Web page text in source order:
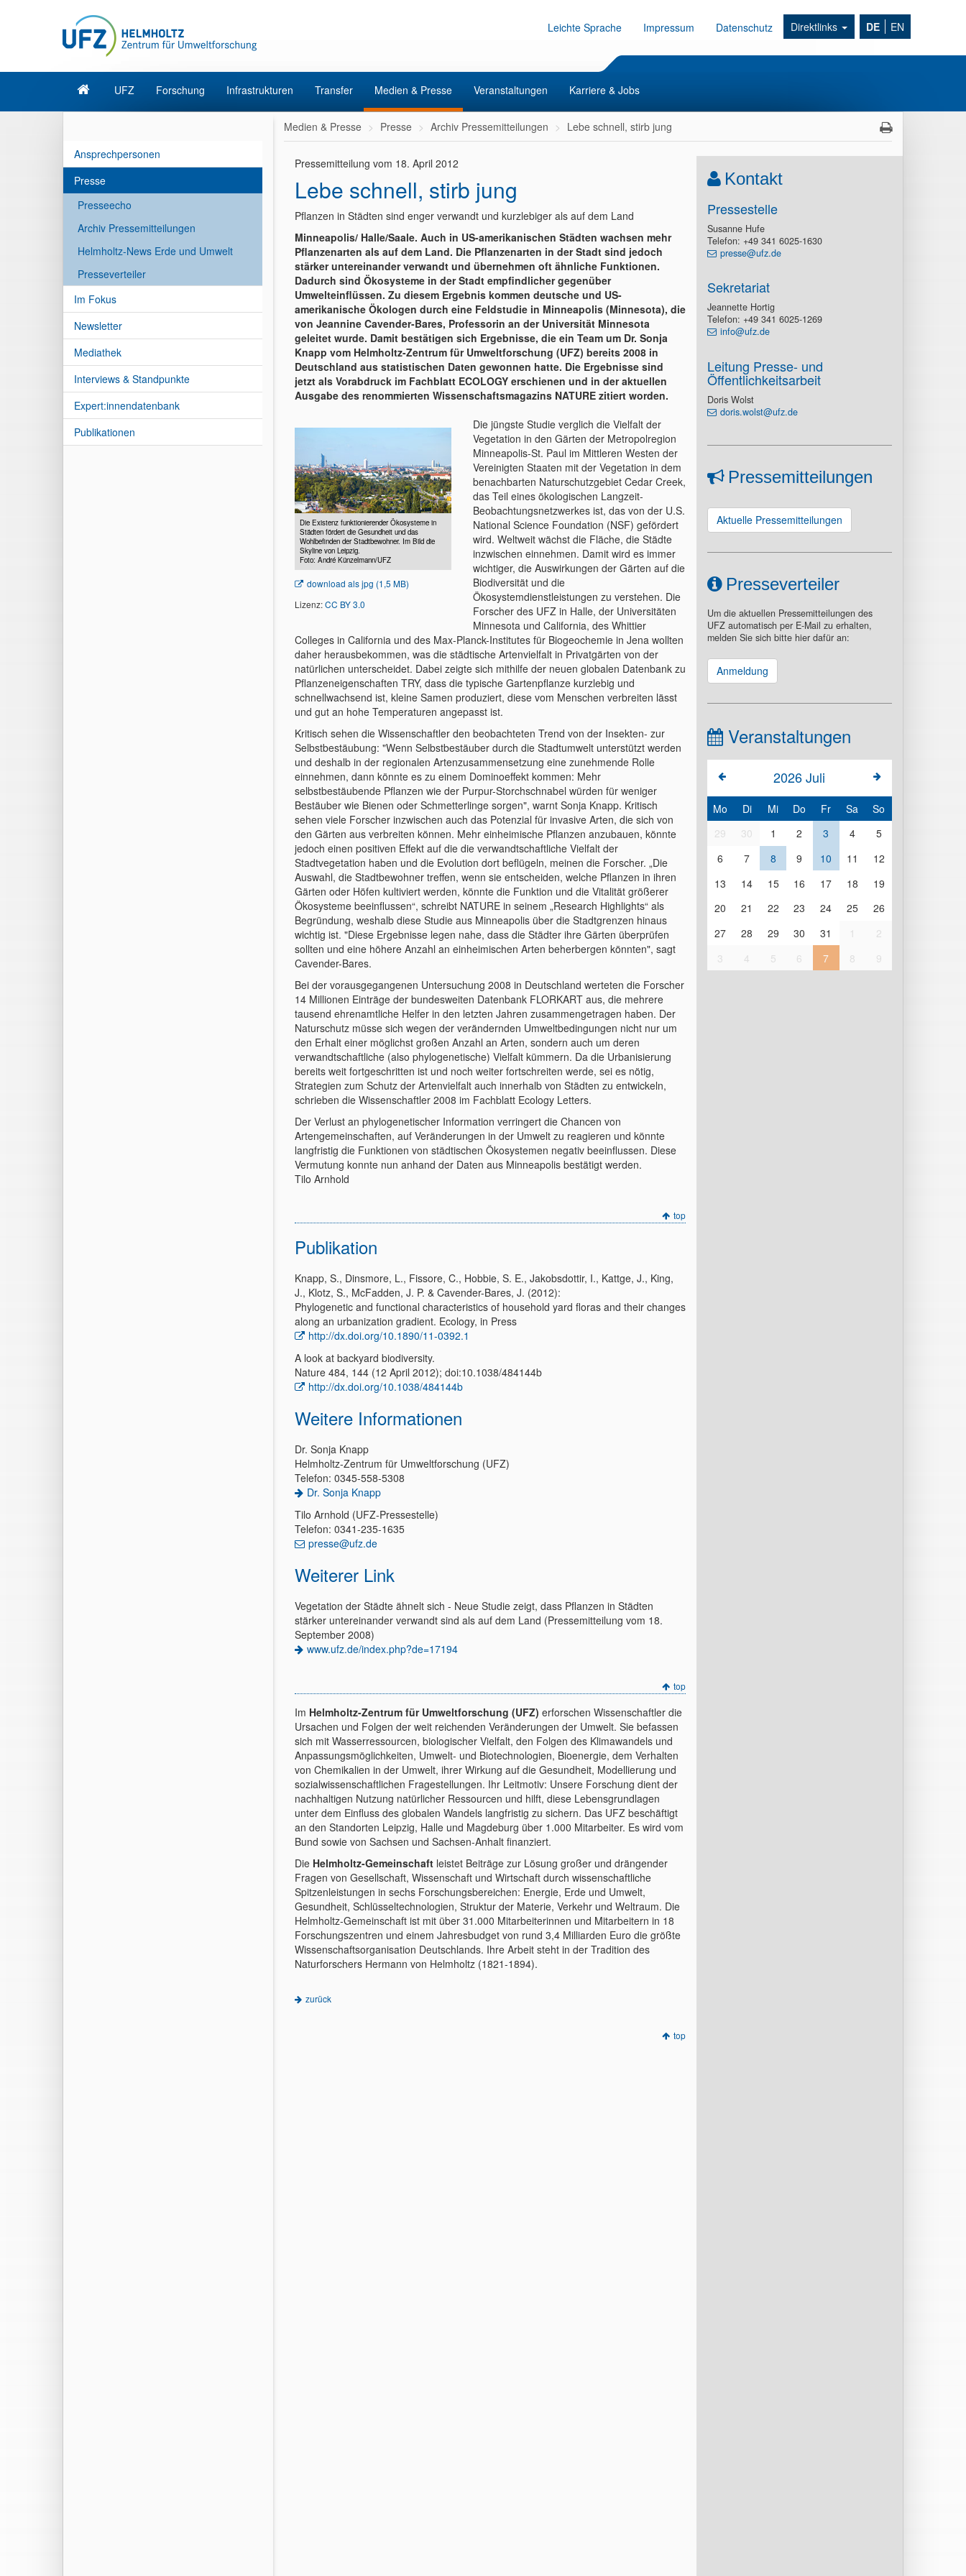
Leichte Sprache Impressum Datenschutz Direktlinks DE EN
UFZ Forschung Infrastrukturen Transfer Medien & Presse Veranstaltungen Karriere & Jobs
Ansprechpersonen
Presse
Presseecho
Archiv Pressemitteilungen
Helmholtz-News Erde und Umwelt
Presseverteiler
Im Fokus
Newsletter
Mediathek
Interviews & Standpunkte
Expert:innendatenbank
Publikationen
Medien & Presse Presse Archiv Pressemitteilungen Lebe schnell, stirb jung
Pressemitteilung vom 18. April 2012
Lebe schnell, stirb jung
Pflanzen in Städten sind enger verwandt und kurzlebiger als auf dem Land
Minneapolis/ Halle/Saale. Auch in US-amerikanischen Städten wachsen mehr
Pflanzenarten als auf dem Land. Die Pflanzenarten in der Stadt sind jedoch
stärker untereinander verwandt und übernehmen oft ähnliche Funktionen.
Dadurch sind Ökosysteme in der Stadt empfindlicher gegenüber
Umwelteinflüssen. Zu diesem Ergebnis kommen deutsche und US-
amerikanische Ökologen durch eine Feldstudie in Minneapolis (Minnesota), die
von Jeannine Cavender-Bares, Professorin an der Universität Minnesota
geleitet wurde. Damit bestätigen sich Ergebnisse, die ein Team um Dr. Sonja
Knapp vom Helmholtz-Zentrum für Umweltforschung (UFZ) bereits 2008 in
Deutschland aus statistischen Daten gewonnen hatte. Die Ergebnisse sind
jetzt als Vorabdruck im Fachblatt ECOLOGY erschienen und in der aktuellen
Ausgabe des renommierten Wissenschaftsmagazins NATURE zitiert worden.
Die Existenz funktionierender Ökosysteme in
Städten fördert die Gesundheit und das
Wohlbefinden der Stadtbewohner. Im Bild die
Skyline von Leipzig.
Foto: André Künzelmann/UFZ
download als jpg (1,5 MB)
Lizenz:CC BY 3.0
Die jüngste Studie verglich die Vielfalt der
Vegetation in den Gärten der Metropolregion
Minneapolis-St. Paul im Mittleren Westen der
Vereinigten Staaten mit der Vegetation in dem
benachbarten Naturschutzgebiet Cedar Creek,
das Teil eines ökologischen Langzeit-
Beobachtungsnetzwerkes ist, das von der U.S.
National Science Foundation (NSF) gefördert
wird. Weltweit wächst die Fläche, die Städte
inzwischen einnehmen. Damit wird es immer
wichtiger, die Auswirkungen der Gärten auf die
Biodiversität und die
Ökosystemdienstleistungen zu verstehen. Die
Forscher des UFZ in Halle, der Universitäten
Minnesota und California, des Whittier
Colleges in California und des Max-Planck-Institutes für Biogeochemie in Jena wollten
daher herausbekommen, was die städtische Artenvielfalt in Privatgärten von der
natürlichen unterscheidet. Dabei zeigte sich mithilfe der neuen globalen Datenbank zu
Pflanzeneigenschaften TRY, dass die typische Gartenpflanze kurzlebig und
schnellwachsend ist, kleine Samen produziert, diese vom Menschen verbreiten lässt
und gut an hohe Temperaturen angepasst ist.
Kritisch sehen die Wissenschaftler den beobachteten Trend von der Insekten- zur
Selbstbestäubung: "Wenn Selbstbestäuber durch die Stadtumwelt unterstützt werden
und deshalb in der regionalen Artenzusammensetzung eine zunehmende Rolle
einnehmen, dann könnte es zu einem Dominoeffekt kommen: Mehr
selbstbestäubende Pflanzen wie der Purpur-Storchschnabel würden für weniger
Bestäuber wie Bienen oder Schmetterlinge sorgen", warnt Sonja Knapp. Kritisch
sehen viele Forscher inzwischen auch das Potenzial für invasive Arten, die sich von
den Gärten aus verbreiten können. Mehr einheimische Pflanzen anzubauen, könnte
jedoch einen positiven Effekt auf die die verwandtschaftliche Vielfalt der
Stadtvegetation haben und die Evolution dort beflügeln, meinen die Forscher. „Die
Auswahl, die Stadtbewohner treffen, wenn sie entscheiden, welche Pflanzen in ihren
Gärten oder Höfen kultiviert werden, könnte die Funktion und die Vitalität größerer
Ökosysteme beeinflussen“, schreibt NATURE in seinem „Research Highlights“ als
Begründung, weshalb diese Studie aus Minneapolis über die Stadtgrenzen hinaus
wichtig ist. "Diese Ergebnisse legen nahe, dass die Städter ihre Gärten überprüfen
sollten und eine höhere Anzahl an einheimischen Arten beherbergen könnten", sagt
Cavender-Bares.
Bei der vorausgegangenen Untersuchung 2008 in Deutschland werteten die Forscher
14 Millionen Einträge der bundesweiten Datenbank FLORKART aus, die mehrere
tausend ehrenamtliche Helfer in den letzten Jahren zusammengetragen haben. Der
Naturschutz müsse sich wegen der verändernden Umweltbedingungen nicht nur um
den Erhalt einer möglichst großen Anzahl an Arten, sondern auch um deren
verwandtschaftliche (also phylogenetische) Vielfalt kümmern. Da die Urbanisierung
bereits weit fortgeschritten ist und noch weiter fortschreiten werde, sei es nötig,
Strategien zum Schutz der Artenvielfalt auch innerhalb von Städten zu entwickeln,
schrieben die Wissenschaftler 2008 im Fachblatt Ecology Letters.
Der Verlust an phylogenetischer Information verringert die Chancen von
Artengemeinschaften, auf Veränderungen in der Umwelt zu reagieren und könnte
langfristig die Funktionen von städtischen Ökosystemen negativ beeinflussen. Diese
Vermutung konnte nun anhand der Daten aus Minneapolis bestätigt werden.
Tilo Arnhold
top
Publikation
Knapp, S., Dinsmore, L., Fissore, C., Hobbie, S. E., Jakobsdottir, I., Kattge, J., King,
J., Klotz, S., McFadden, J. P. & Cavender-Bares, J. (2012):
Phylogenetic and functional characteristics of household yard floras and their changes
along an urbanization gradient. Ecology, in Press
http://dx.doi.org/10.1890/11-0392.1
A look at backyard biodiversity.
Nature 484, 144 (12 April 2012); doi:10.1038/484144b
http://dx.doi.org/10.1038/484144b
Weitere Informationen
Dr. Sonja Knapp
Helmholtz-Zentrum für Umweltforschung (UFZ)
Telefon: 0345-558-5308
Dr. Sonja Knapp
Tilo Arnhold (UFZ-Pressestelle)
Telefon: 0341-235-1635
presse@ufz.de
Weiterer Link
Vegetation der Städte ähnelt sich - Neue Studie zeigt, dass Pflanzen in Städten
stärker untereinander verwandt sind als auf dem Land (Pressemitteilung vom 18.
September 2008)
www.ufz.de/index.php?de=17194
top
Im Helmholtz-Zentrum für Umweltforschung (UFZ) erforschen Wissenschaftler die
Ursachen und Folgen der weit reichenden Veränderungen der Umwelt. Sie befassen
sich mit Wasserressourcen, biologischer Vielfalt, den Folgen des Klimawandels und
Anpassungsmöglichkeiten, Umwelt- und Biotechnologien, Bioenergie, dem Verhalten
von Chemikalien in der Umwelt, ihrer Wirkung auf die Gesundheit, Modellierung und
sozialwissenschaftlichen Fragestellungen. Ihr Leitmotiv: Unsere Forschung dient der
nachhaltigen Nutzung natürlicher Ressourcen und hilft, diese Lebensgrundlagen
unter dem Einfluss des globalen Wandels langfristig zu sichern. Das UFZ beschäftigt
an den Standorten Leipzig, Halle und Magdeburg über 1.000 Mitarbeiter. Es wird vom
Bund sowie von Sachsen und Sachsen-Anhalt finanziert.
Die Helmholtz-Gemeinschaft leistet Beiträge zur Lösung großer und drängender
Fragen von Gesellschaft, Wissenschaft und Wirtschaft durch wissenschaftliche
Spitzenleistungen in sechs Forschungsbereichen: Energie, Erde und Umwelt,
Gesundheit, Schlüsseltechnologien, Struktur der Materie, Verkehr und Weltraum. Die
Helmholtz-Gemeinschaft ist mit über 31.000 Mitarbeiterinnen und Mitarbeitern in 18
Forschungszentren und einem Jahresbudget von rund 3,4 Milliarden Euro die größte
Wissenschaftsorganisation Deutschlands. Ihre Arbeit steht in der Tradition des
Naturforschers Hermann von Helmholtz (1821-1894).
zurück
top
Kontakt
Pressestelle
Susanne Hufe
Telefon: +49 341 6025-1630
presse@ufz.de
Sekretariat
Jeannette Hortig
Telefon: +49 341 6025-1269
info@ufz.de
Leitung Presse- und
Öffentlichkeitsarbeit
Doris Wolst
doris.wolst@ufz.de
Pressemitteilungen
Aktuelle Pressemitteilungen
Presseverteiler
Um die aktuellen Pressemitteilungen des
UFZ automatisch per E-Mail zu erhalten,
melden Sie sich bitte hier dafür an:
Anmeldung
Veranstaltungen
2026 Juli
Mo Di Mi Do Fr Sa
So
29
30 1 2 3 4
5
6
7 8 9 10 11
12
13
14 15 16 17 18
19
20
21 22 23 24 25
26
27
28 29 30 31 1
2
3
4 5 6 7 8 9